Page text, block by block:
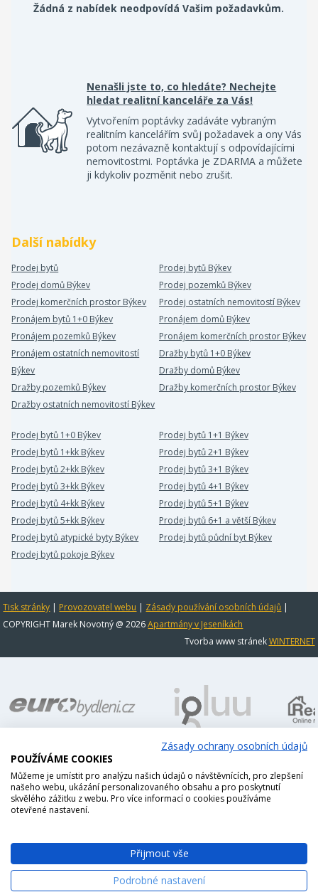
Žádná z nabídek neodpovídá Vašim požadavkům.
Nenašli jste to, co hledáte? Nechejte
hledat realitní kanceláře za Vás!
Vytvořením poptávky zadáváte vybraným
realitním kancelářím svůj požadavek a ony Vás
potom nezávazně kontaktují s odpovídajícími
nemovitostmi. Poptávka je ZDARMA a můžete
ji kdykoliv pozměnit nebo zrušit.
Další nabídky
Prodej bytů
Prodej bytů Býkev
Prodej domů Býkev
Prodej pozemků Býkev
Prodej komerčních prostor Býkev
Prodej ostatních nemovitostí Býkev
Pronájem bytů 1+0 Býkev
Pronájem domů Býkev
Pronájem pozemků Býkev
Pronájem komerčních prostor Býkev
Pronájem ostatních nemovitostí
Býkev
Dražby bytů 1+0 Býkev
Dražby domů Býkev
Dražby pozemků Býkev
Dražby komerčních prostor Býkev
Dražby ostatních nemovitostí Býkev
Prodej bytů 1+0 Býkev
Prodej bytů 1+1 Býkev
Prodej bytů 1+kk Býkev
Prodej bytů 2+1 Býkev
Prodej bytů 2+kk Býkev
Prodej bytů 3+1 Býkev
Prodej bytů 3+kk Býkev
Prodej bytů 4+1 Býkev
Prodej bytů 4+kk Býkev
Prodej bytů 5+1 Býkev
Prodej bytů 5+kk Býkev
Prodej bytů 6+1 a větší Býkev
Prodej bytů atypické byty Býkev
Prodej bytů půdní byt Býkev
Prodej bytů pokoje Býkev
Tisk stránky | Provozovatel webu | Zásady používání osobních údajů |
COPYRIGHT Marek Novotný @ 2026Apartmány v Jeseníkách
Tvorba www stránekWINTERNET
Zásady ochrany osobních údajů
POUŽÍVÁME COOKIES
Můžeme je umístit pro analýzu našich údajů o návštěvnících, pro zlepšení
našeho webu, ukázání personalizovaného obsahu a pro poskytnutí
skvělého zážitku z webu. Pro více informací o cookies používáme
otevřené nastavení.
Přijmout vše
Podrobné nastavení